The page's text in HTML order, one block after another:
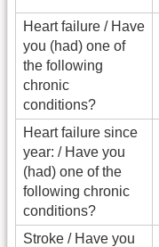
Heart failure / Have
you (had) one of
the following
chronic
conditions?
Heart failure since
year: / Have you
(had) one of the
following chronic
conditions?
Stroke / Have you